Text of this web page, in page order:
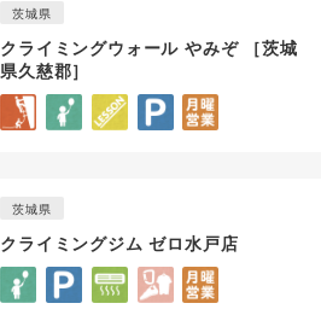
茨城県
クライミングウォール やみぞ ［茨城
県久慈郡］
茨城県
クライミングジム ゼロ水戸店